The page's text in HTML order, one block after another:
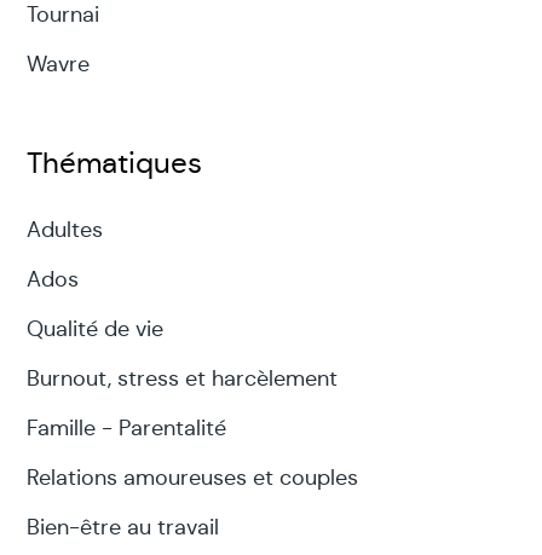
Tournai
Wavre
Thématiques
Adultes
Ados
Qualité de vie
Burnout, stress et harcèlement
Famille - Parentalité
Relations amoureuses et couples
Bien-être au travail